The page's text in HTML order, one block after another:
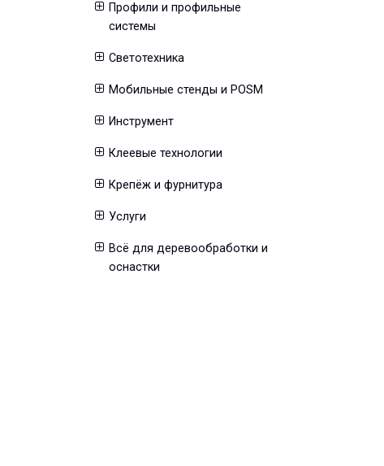
Профили и профильные
системы
Светотехника
Мобильные стенды и POSM
Инструмент
Клеевые технологии
Крепёж и фурнитура
Услуги
Всё для деревообработки и
оснастки